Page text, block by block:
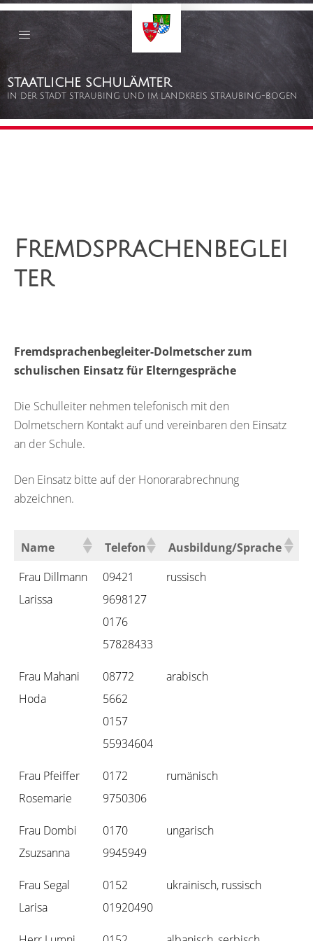
Staatliche
Schulämter
Straubing
–
Zum
Inhalt
springen
STAATLICHE SCHULÄMTER
IN DER STADT STRAUBING UND IM LANDKREIS STRAUBING-BOGEN
Fremdsprachenbeglei
ter
Fremdsprachenbegleiter-Dolmetscher zum
schulischen Einsatz für Elterngespräche
Die Schulleiter nehmen telefonisch mit den
Dolmetschern Kontakt auf und vereinbaren den Einsatz
an der Schule.
Den Einsatz bitte auf der Honorarabrechnung
abzeichnen.
Name Telefon
Ausbildung/Sprache
Frau Dillmann
Larissa
09421
9698127
0176
57828433
russisch
Frau Mahani
Hoda
08772
5662
0157
55934604
arabisch
Frau Pfeiffer
Rosemarie
0172
9750306
rumänisch
Frau Dombi
Zsuzsanna
0170
9945949
ungarisch
Frau Segal
Larisa
0152
01920490
ukrainisch, russisch